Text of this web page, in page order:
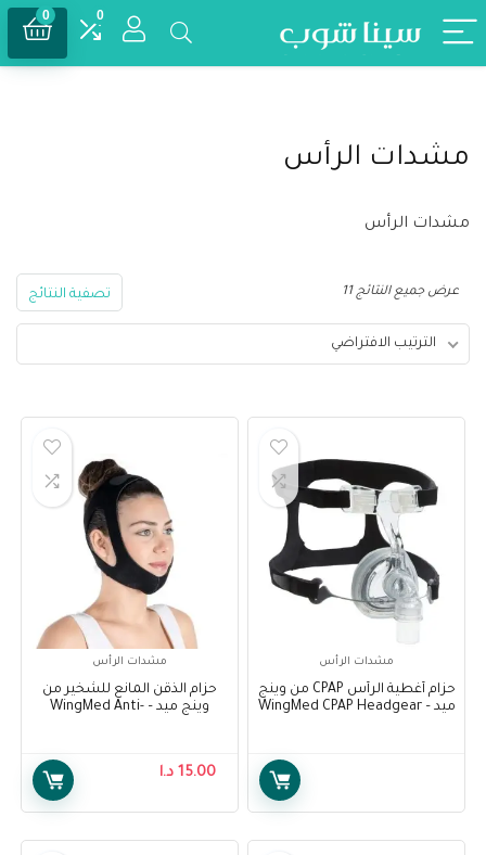
0
0
مشدات الرأس
مشدات الرأس
تصفية النتائج عرض جميع النتائج 11
الترتيب الافتراضي
مشدات الرأس
حزام أغطية الرأس CPAP من وينج
ميد – WingMed CPAP Headgear
مشدات الرأس
حزام الذقن المانع للشخير من
وينج ميد – WingMed Anti-
15.00 د.ا